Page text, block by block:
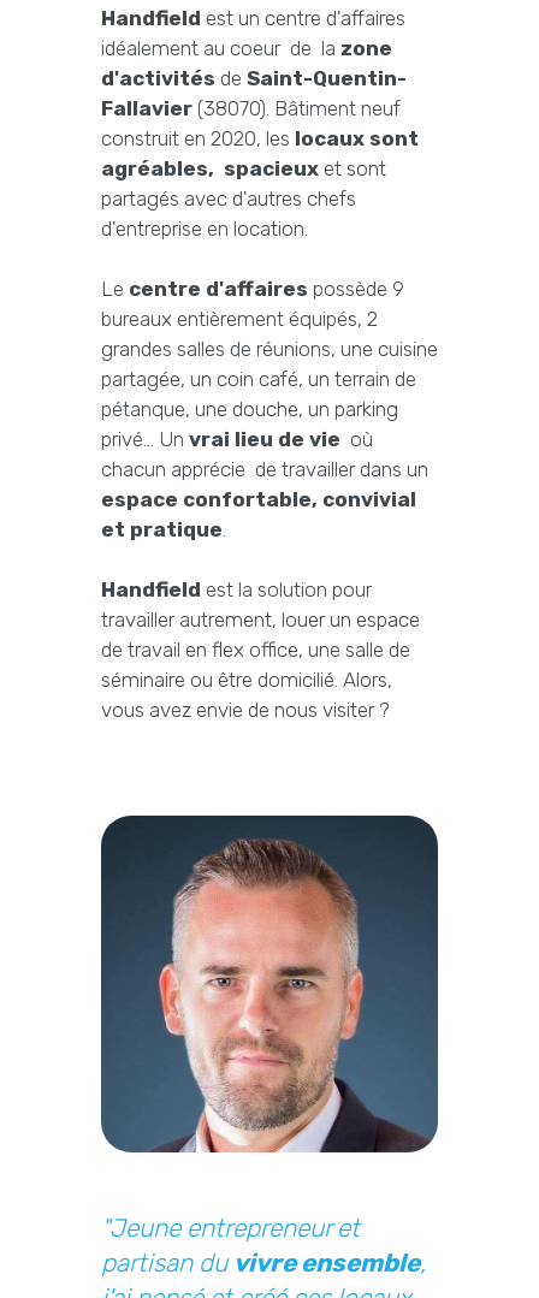
Handfield est un centre d'affaires
idéalement au coeur de la zone
d'activités de Saint-Quentin-
Fallavier (38070). Bâtiment neuf
construit en 2020, les locaux sont
agréables, spacieux et sont
partagés avec d'autres chefs
d'entreprise en location.
Le centre d'affaires possède 9
bureaux entièrement équipés, 2
grandes salles de réunions, une cuisine
partagée, un coin café, un terrain de
pétanque, une douche, un parking
privé... Un vrai lieu de vie où
chacun apprécie de travailler dans un
espace confortable, convivial
et pratique
Handfield est la solution pour
travailler autrement, louer un espace
de travail en flex office, une salle de
séminaire ou être domicilié. Alors,
vous avez envie de nous visiter ?
"Jeune entrepreneur et
partisan du vivre ensemble,